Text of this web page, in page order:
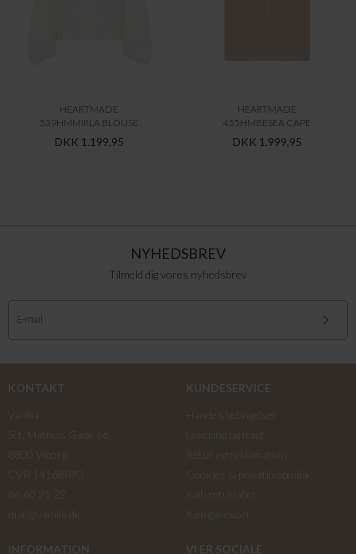
HEARTMADE
539HMMIRLA BLOUSE
DKK 1.199,95
HEARTMADE
455HMBESEA CAPE
DKK 1.999,95
NYHEDSBREV
Tilmeld dig vores nyhedsbrev
KONTAKT
KUNDESERVICE
INFORMATION VI ER SOCIALE